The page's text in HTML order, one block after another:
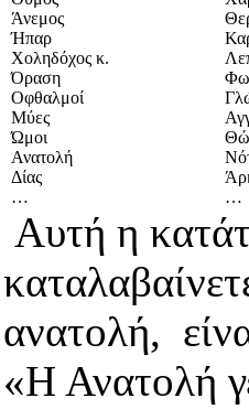
Άνεμος
Ήπαρ
Χοληδόχος κ.
Όραση
Οφθαλμοί
Μύες
Ώμοι
Ανατολή
Δίας
…
…
Αυτή η
ανατολή,
«Η Ανατολή